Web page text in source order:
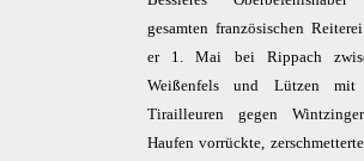
gesamten französischen
er 1. Mai bei Rippach
Weißenfels und Lützen mit
Tirailleuren gegen
Haufen vorrückte,